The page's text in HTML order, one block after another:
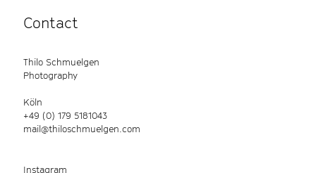
Contact
Thilo Schmuelgen
Photography
Köln
+49 (0) 179 5181043
mail@thiloschmuelgen.com
Instagram